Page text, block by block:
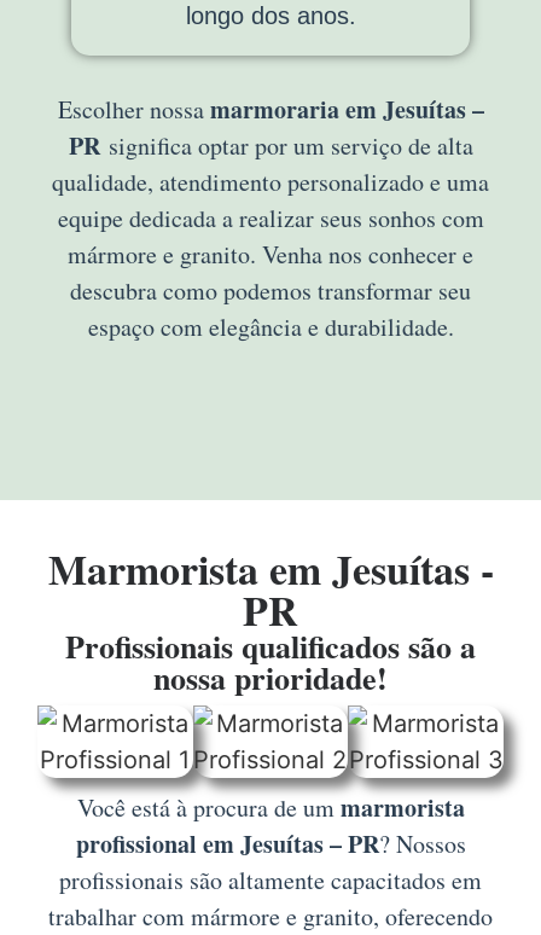
longo dos anos.
Escolher nossamarmoraria em Jesuítas –
PRsignifica optar por um serviço de alta
qualidade, atendimento personalizado e uma
equipe dedicada a realizar seus sonhos com
mármore e granito. Venha nos conhecer e
descubra como podemos transformar seu
espaço com elegância e durabilidade.
Marmorista em Jesuítas -
PR
Profissionais qualificados são a
nossa prioridade!
Você está à procura de ummarmorista
profissional em Jesuítas – PR? Nossos
profissionais são altamente capacitados em
trabalhar com mármore e granito, oferecendo